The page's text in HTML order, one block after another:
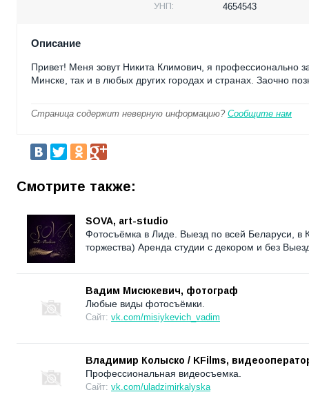
УНП:
4654543
Описание
Привет! Меня зовут Никита Климович, я профессионально
Минске, так и в любых других городах и странах. Заочно
Страница содержит неверную информацию? Сообщите нам
Смотрите также:
SOVA, art-studio
Фотосъёмка в Лиде. Выезд по всей Беларуси,
торжества) Аренда студии с декором и без
Вадим Мисюкевич, фотограф
Любые виды фотосъёмки.
Сайт: vk.com/misiykevich_vadim
Владимир Колыско / KFilms,
Профессиональная видеосъемка.
Сайт: vk.com/uladzimirkalyska